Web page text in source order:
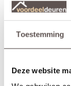
Toestemming
Deze website
Stompe Svedex
zijn altijd voorzien
standaardhoogte.
Elk modelSvedex-
afmeting. Het is
juiste